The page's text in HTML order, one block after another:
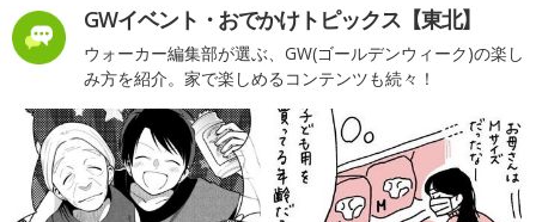
GWイベント・おでかけトピックス【東北】
ウォーカー編集部が選ぶ、GW(ゴールデンウィーク)の楽し
み方を紹介。家で楽しめるコンテンツも続々！